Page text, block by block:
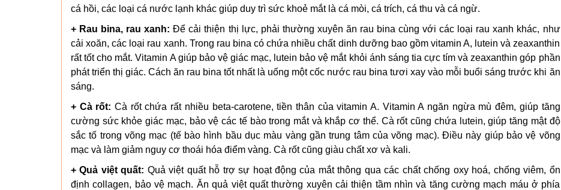
cá hồi, các loại cá nước lạnh khác giúp duy trì sức khoẻ mắt là cá mòi, cá trích, cá thu và cá ngừ.
+ Rau bina, rau xanh: Để cải thiện thị lực, phải thường xuyên ăn rau bina cùng với các loại rau xanh khác, như
cải xoăn, các loại rau xanh. Trong rau bina có chứa nhiều chất dinh dưỡng bao gồm vitamin A, lutein và zeaxanthin
rất tốt cho mắt. Vitamin A giúp bảo vệ giác mạc, lutein bảo vệ mắt khỏi ánh sáng tia cực tím và zeaxanthin góp phần
phát triển thị giác. Cách ăn rau bina tốt nhất là uống một cốc nước rau bina tươi xay vào mỗi buổi sáng trước khi ăn
sáng.
+ Cà rốt: Cà rốt chứa rất nhiều beta-carotene, tiền thân của vitamin A. Vitamin A ngăn ngừa mù đêm, giúp tăng
cường sức khỏe giác mạc, bảo vệ các tế bào trong mắt và khắp cơ thể. Cà rốt cũng chứa lutein, giúp tăng mật độ
sắc tố trong võng mạc (tế bào hình bầu dục màu vàng gần trung tâm của võng mạc). Điều này giúp bảo vệ võng
mạc và làm giảm nguy cơ thoái hóa điểm vàng. Cà rốt cũng giàu chất xơ và kali.
+ Quả việt quất: Quả việt quất hỗ trợ sự hoạt động của mắt thông qua các chất chống oxy hoá, chống viêm, ổn
định collagen, bảo vệ mạch. Ăn quả việt quất thường xuyên cải thiện tầm nhìn và tăng cường mạch máu ở phía